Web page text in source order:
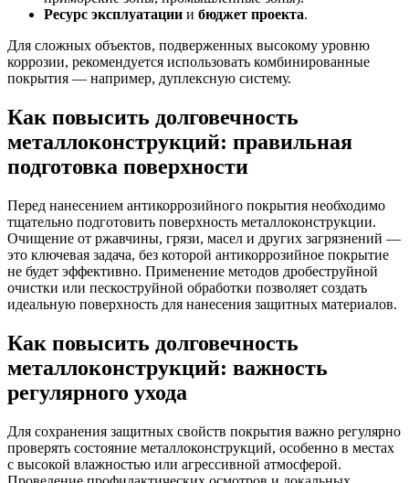
Ресурс эксплуатации и бюджет проекта.
Для сложных объектов, подверженных высокому уровню
коррозии, рекомендуется использовать комбинированные
покрытия — например, дуплексную систему.
Как повысить долговечность
металлоконструкций: правильная
подготовка поверхности
Перед нанесением антикоррозийного покрытия необходимо
тщательно подготовить поверхность металлоконструкции.
Очищение от ржавчины, грязи, масел и других загрязнений —
это ключевая задача, без которой антикоррозийное покрытие
не будет эффективно. Применение методов дробеструйной
очистки или пескоструйной обработки позволяет создать
идеальную поверхность для нанесения защитных материалов.
Как повысить долговечность
металлоконструкций: важность
регулярного ухода
Для сохранения защитных свойств покрытия важно регулярно
проверять состояние металлоконструкций, особенно в местах
с высокой влажностью или агрессивной атмосферой.